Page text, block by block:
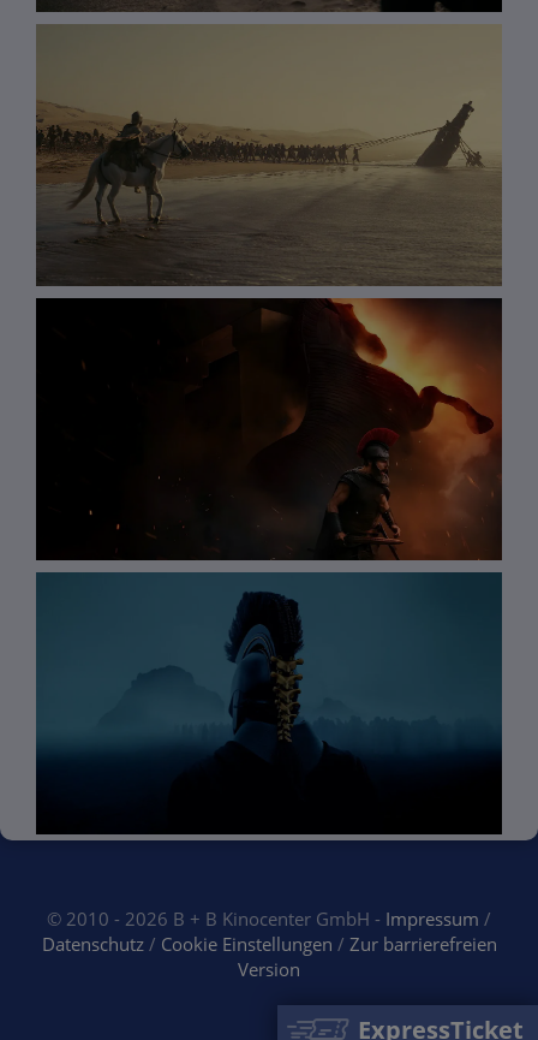
ExpressTicket
© 2010 - 2026 B + B Kinocenter GmbH - Impressum /
Datenschutz/ Cookie Einstellungen / Zur barrierefreien
Version